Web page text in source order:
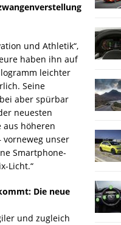
und Athletik“,
haben ihn auf
leichter
Seine
aber spürbar
neuesten
aus höheren
vorneweg unser
Smartphone-
Licht.“
Die neue
und zugleich